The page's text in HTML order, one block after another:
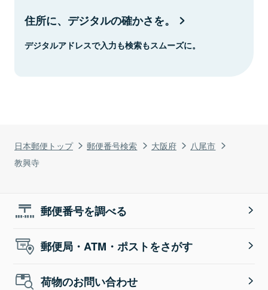
日本郵便トップ 郵便番号検索 大阪府
八尾市
教興寺
住所に、デジタルの確かさを。
デジタルアドレスで入力も検索もスムーズに。
郵便番号を調べる
郵便局・ATM・ポストをさがす
荷物のお問い合わせ